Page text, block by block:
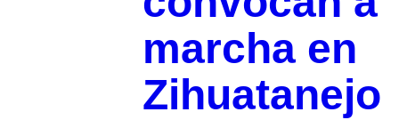
marcha en
Zihuatanejo